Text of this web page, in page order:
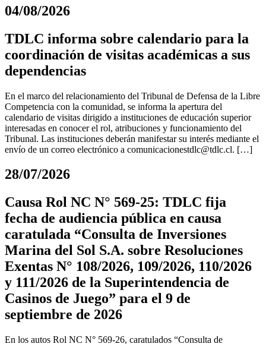
04/08/2026
TDLC informa sobre calendario para la
coordinación de visitas académicas a sus
dependencias
En el marco del relacionamiento del Tribunal de Defensa de la Libre
Competencia con la comunidad, se informa la apertura del
calendario de visitas dirigido a instituciones de educación superior
interesadas en conocer el rol, atribuciones y funcionamiento del
Tribunal. Las instituciones deberán manifestar su interés mediante el
envío de un correo electrónico a comunicacionestdlc@tdlc.cl. […]
28/07/2026
Causa Rol NC N° 569-25: TDLC fija
fecha de audiencia pública en causa
caratulada “Consulta de Inversiones
Marina del Sol S.A. sobre Resoluciones
Exentas N° 108/2026, 109/2026, 110/2026
y 111/2026 de la Superintendencia de
Casinos de Juego” para el 9 de
septiembre de 2026
En los autos Rol NC N° 569-26, caratulados “Consulta de